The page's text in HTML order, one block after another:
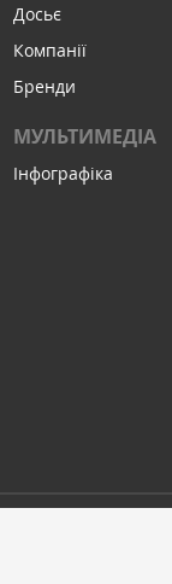
Досьє
Компанії
Бренди
МУЛЬТИМЕДІА
Інфографіка